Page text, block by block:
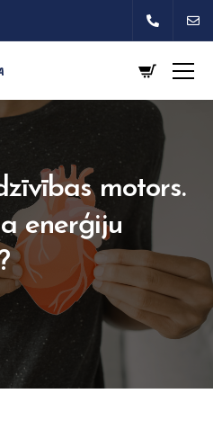
motors.
enerģiju